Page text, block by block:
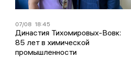
07/08 18:45
Династия Тихомировых-Вовк:
85 лет в химической
промышленности